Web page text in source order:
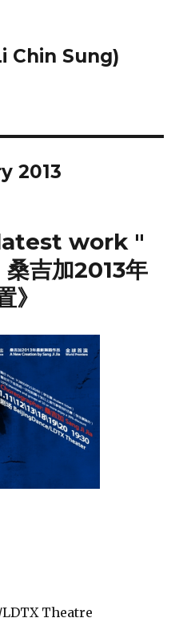
Chin Sung)
2013
work "
吉加2013年
》
Theatre